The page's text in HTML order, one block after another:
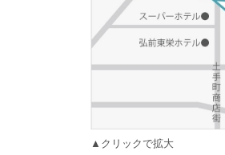
▲クリックで拡大